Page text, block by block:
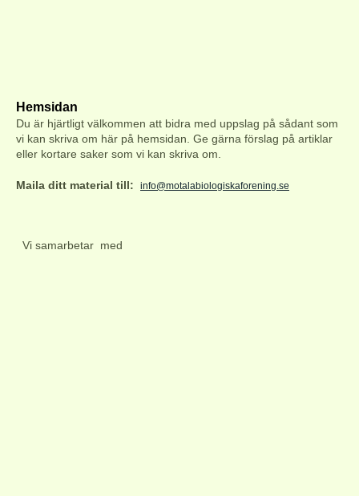
Hemsidan
Du är hjärtligt välkommen att bidra med uppslag på sådant som
vi kan skriva om här på hemsidan. Ge gärna förslag på artiklar
eller kortare saker som vi kan skriva om.
Maila ditt material till: info@motalabiologiskaforening.se
Vi samarbetar med